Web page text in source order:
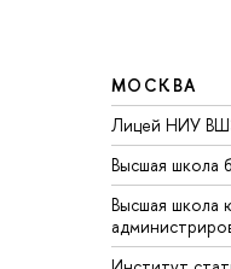
МОСКВА
Лицей НИУ
Высшая школа
Высшая школа